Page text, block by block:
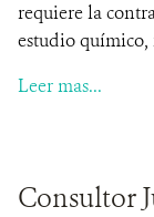
requiere la
estudio químico,
Leer mas...
Consultor